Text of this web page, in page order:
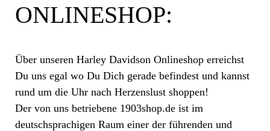
ONLINESHOP:
Über unseren Harley Davidson Onlineshop erreichst
Du uns egal wo Du Dich gerade befindest und kannst
rund um die Uhr nach Herzenslust shoppen!
Der von uns betriebene 1903shop.de ist im
deutschsprachigen Raum einer der führenden und